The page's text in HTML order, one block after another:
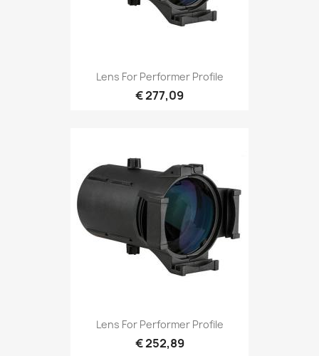
Snel bekijken
Lens For Performer Profile
€ 277,09
Snel bekijken
Lens For Performer Profile
€ 252,89